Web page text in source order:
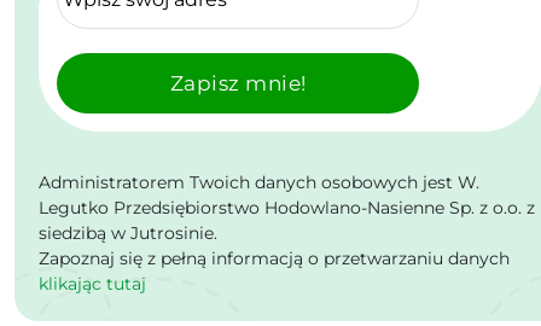
Zapisz mnie!
Administratorem Twoich danych osobowych jest W.
Legutko Przedsiębiorstwo Hodowlano-Nasienne Sp. z o.o. z
siedzibą w Jutrosinie.
Zapoznaj się z pełną informacją o przetwarzaniu danych
klikając tutaj